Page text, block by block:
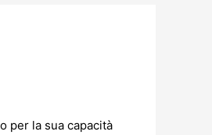
per la sua capacità